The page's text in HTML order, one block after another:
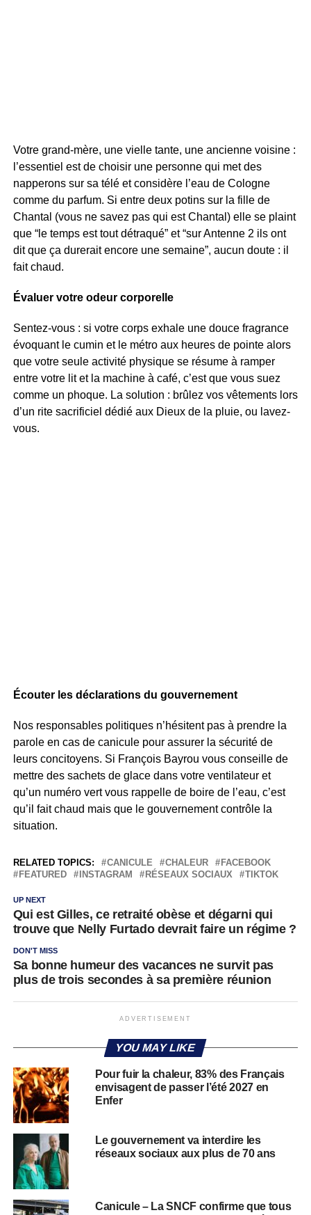
Votre grand-mère, une vielle tante, une ancienne voisine :
l’essentiel est de choisir une personne qui met des
napperons sur sa télé et considère l’eau de Cologne
comme du parfum. Si entre deux potins sur la fille de
Chantal (vous ne savez pas qui est Chantal) elle se plaint
que “le temps est tout détraqué” et “sur Antenne 2 ils ont
dit que ça durerait encore une semaine”, aucun doute : il
fait chaud.
Évaluer votre odeur corporelle
Sentez-vous : si votre corps exhale une douce fragrance
évoquant le cumin et le métro aux heures de pointe alors
que votre seule activité physique se résume à ramper
entre votre lit et la machine à café, c’est que vous suez
comme un phoque. La solution : brûlez vos vêtements lors
d’un rite sacrificiel dédié aux Dieux de la pluie, ou lavez-
vous.
Écouter les déclarations du gouvernement
Nos responsables politiques n’hésitent pas à prendre la
parole en cas de canicule pour assurer la sécurité de
leurs concitoyens. Si François Bayrou vous conseille de
mettre des sachets de glace dans votre ventilateur et
qu’un numéro vert vous rappelle de boire de l’eau, c’est
qu’il fait chaud mais que le gouvernement contrôle la
situation.
RELATED TOPICS: CANICULE CHALEUR
FACEBOOK
FEATURED
INSTAGRAM RÉSEAUX SOCIAUX TIKTOK
UP NEXT
Qui est Gilles, ce retraité obèse et dégarni qui
trouve que Nelly Furtado devrait faire un régime ?
DON'T MISS
Sa bonne humeur des vacances ne survit pas
plus de trois secondes à sa première réunion
ADVERTISEMENT
YOU MAY LIKE
Pour fuir la chaleur, 83% des Français
envisagent de passer l’été 2027 en
Enfer
Le gouvernement va interdire les
réseaux sociaux aux plus de 70 ans
Canicule – La SNCF confirme que tous